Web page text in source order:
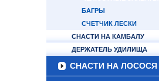
БАГРЫ
СЧЕТЧИК ЛЕСКИ
СНАСТИ НА КАМБАЛУ
ДЕРЖАТЕЛЬ УДИЛИЩА
СНАСТИ НА ЛОСОСЯ